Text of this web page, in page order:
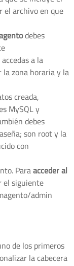
el archivo en que
debes
a la
zona horaria y la
creada,
MySQL y
debes
son root y la
con
Paraacceder al
el siguiente
admin
de los primeros
la cabecera